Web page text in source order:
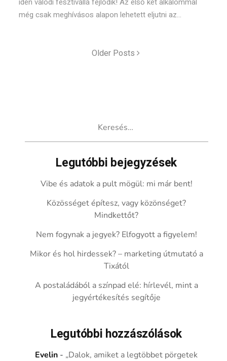
még csak meghívásos alapon lehetett eljutni az...
Older Posts
Legutóbbi bejegyzések
Vibe és adatok a pult mögül: mi már bent!
Közösséget építesz, vagy közönséget?
Mindkettőt?
Nem fogynak a jegyek? Elfogyott a figyelem!
Mikor és hol hirdessek? – marketing útmutató a
Tixától
A postaládából a színpad elé: hírlevél, mint a
jegyértékesítés segítője
Legutóbbi hozzászólások
Evelin - „Dalok, amiket a legtöbbet pörgetek